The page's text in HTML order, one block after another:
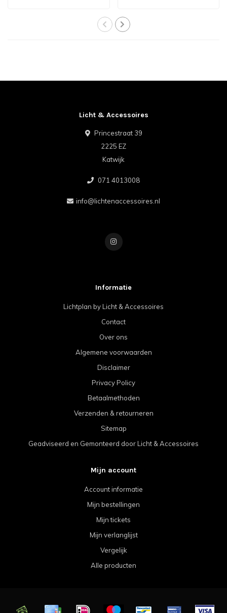
Licht & Accessoires
Princestraat 39
2225 EZ
Katwijk
071 4013008
info@lichtenaccessoires.nl
Informatie
Lichtplan by Licht & Accessoires
Contact
Over ons
Algemene voorwaarden
Disclaimer
Privacy Policy
Betaalmethoden
Verzenden & retourneren
Sitemap
Geadviseerd en Gemonteerd door Licht & Accessoires
Mijn account
Account informatie
Mijn bestellingen
Mijn tickets
Mijn verlanglijst
Vergelijk
Alle producten